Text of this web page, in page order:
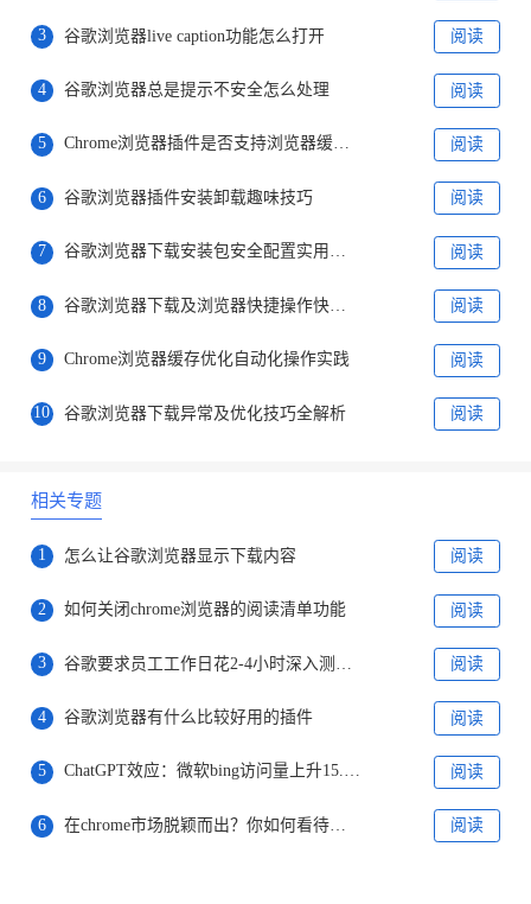
3 谷歌浏览器live caption功能怎么打开 阅读
4 谷歌浏览器总是提示不安全怎么处理 阅读
5 Chrome浏览器插件是否支持浏览器缓存自动清理 阅读
6 谷歌浏览器插件安装卸载趣味技巧 阅读
7 谷歌浏览器下载安装包安全配置实用技巧 阅读
8 谷歌浏览器下载及浏览器快捷操作快速优化操作教程 阅读
9 Chrome浏览器缓存优化自动化操作实践 阅读
10 谷歌浏览器下载异常及优化技巧全解析 阅读
相关专题
1 怎么让谷歌浏览器显示下载内容 阅读
2 如何关闭chrome浏览器的阅读清单功能 阅读
3 阅读
4 谷歌浏览器有什么比较好用的插件 阅读
5 ChatGPT效应：微软bing访问量上升15.8%，谷歌访问量下降1% 阅读
6 在chrome市场脱颖而出？你如何看待微软全新打造的“ Phoenix ”浏览器 阅读